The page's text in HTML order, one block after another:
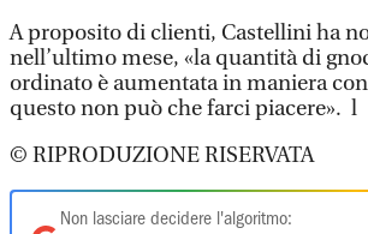
A proposito di clienti, Castellini ha
nell’ultimo mese, «la quantità di
ordinato è aumentata in maniera
questo non può che farci piacere». l
© RIPRODUZIONE RISERVATA
Non lasciare decidere l'algoritmo: